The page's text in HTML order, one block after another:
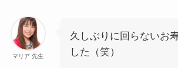
マリア 先生
久しぶりに回らないお
した（笑）